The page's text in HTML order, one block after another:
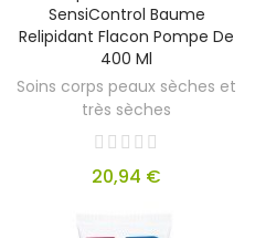
SensiControl Baume
Relipidant Flacon Pompe De
400 Ml
Soins corps peaux sèches et
très sèches
20,94 €